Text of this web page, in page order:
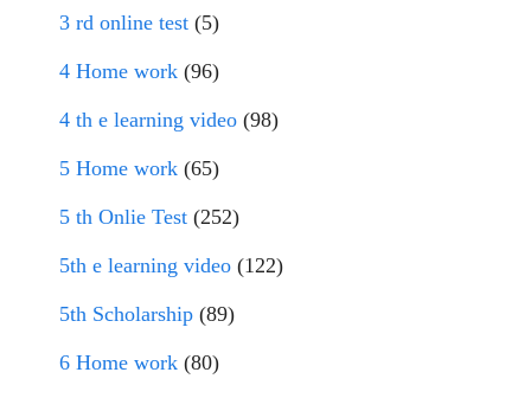
3 rd online test (5)
4 Home work (96)
4 th e learning video (98)
5 Home work (65)
5 th Onlie Test (252)
5th e learning video (122)
5th Scholarship (89)
6 Home work (80)